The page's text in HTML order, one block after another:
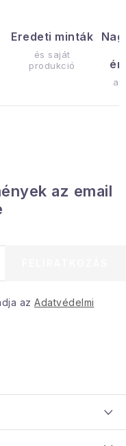
Eredeti minták
és saját
produkció
az email
az Adatvédelmi